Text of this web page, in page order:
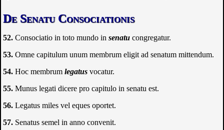
De Senatu Consociationis
Consociatio in toto mundo insenatu congregatur.
Omne capitulum unum membrum eligit ad senatum mittendum.
Hoc membrumlegatus vocatur.
Munus legati dicere pro capitulo in senatu est.
Legatus miles vel eques oportet.
Senatus semel in anno convenit.